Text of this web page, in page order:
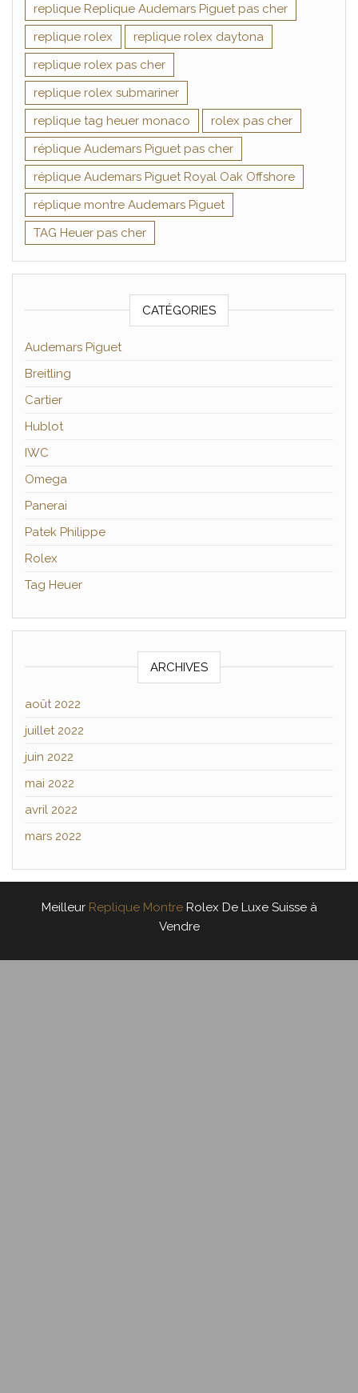
replique Replique Audemars Piguet pas cher
replique rolex
replique rolex daytona
replique rolex pas cher
replique rolex submariner
replique tag heuer monaco
rolex pas cher
réplique Audemars Piguet pas cher
réplique Audemars Piguet Royal Oak Offshore
réplique montre Audemars Piguet
TAG Heuer pas cher
CATÉGORIES
Audemars Piguet
Breitling
Cartier
Hublot
IWC
Omega
Panerai
Patek Philippe
Rolex
Tag Heuer
ARCHIVES
août 2022
juillet 2022
juin 2022
mai 2022
avril 2022
mars 2022
Meilleur Replique MontreRolex De Luxe Suisse à
Vendre